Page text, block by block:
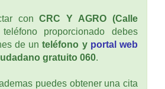
conCRC Y AGRO (Calle
proporcionado debes
de unteléfono y portal web
gratuito 060.
puedes obtener una cita